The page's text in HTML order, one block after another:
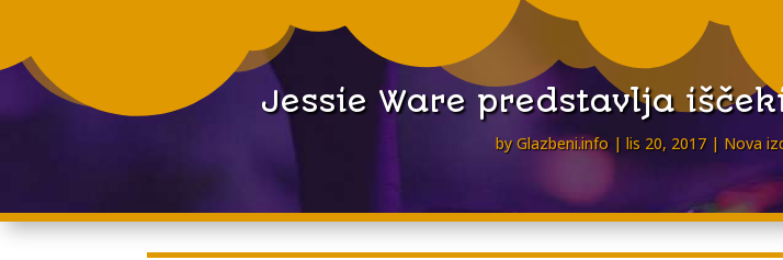
Jessie Ware predstavlja
byGlazbeni.info lis 20, 2017 Nova